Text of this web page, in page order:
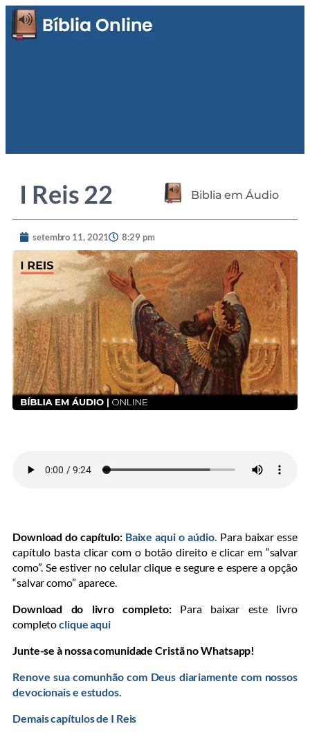
I Reis 22 Biblia em Áudio
setembro 11, 2021 8:29 pm
Download do capítulo: Baixe aqui o aúdio. Para baixar esse
capítulo basta clicar com o botão direito e clicar em “salvar
como”. Se estiver no celular clique e segure e espere a opção
“salvar como” aparece.
Download do livro completo: Para baixar este livro
completoclique aqui
Junte-se à nossa comunidade Cristã no Whatsapp!
Renove sua comunhão com Deus diariamente com nossos
devocionais e estudos.
Demais capítulos de I Reis